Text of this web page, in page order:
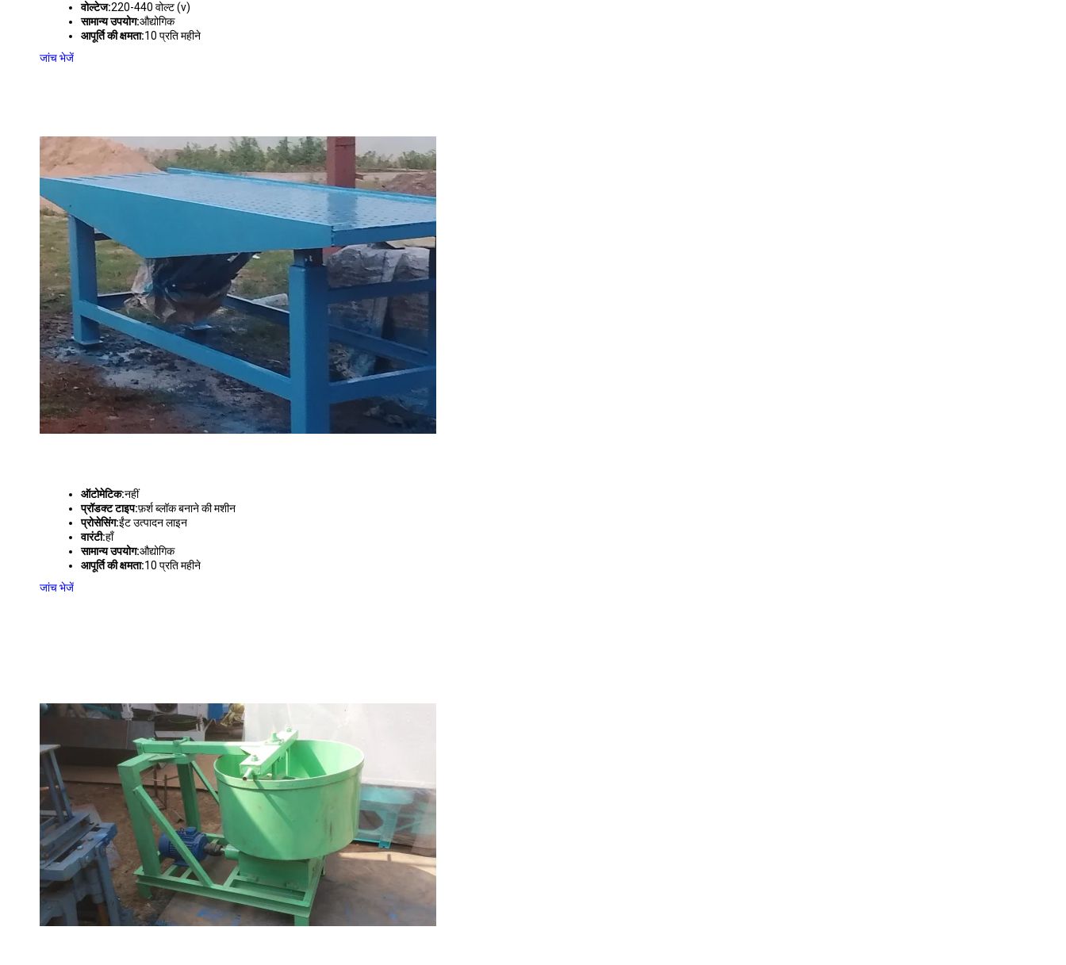
वोल्टेज:220-440 वोल्ट (v)
सामान्य उपयोग:औद्योगिक
आपूर्ति की क्षमता:10 प्रति महीने
जांच भेजें
ऑटोमेटिक:नहीं
प्रॉडक्ट टाइप:फ़र्श ब्लॉक बनाने की मशीन
प्रोसेसिंग:ईंट उत्पादन लाइन
वारंटी:हाँ
सामान्य उपयोग:औद्योगिक
आपूर्ति की क्षमता:10 प्रति महीने
जांच भेजें